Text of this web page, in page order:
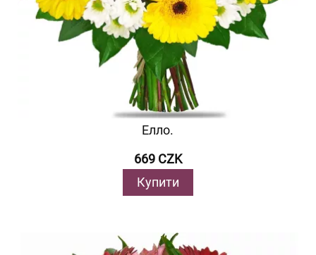
Елло.
669 CZK
Купити